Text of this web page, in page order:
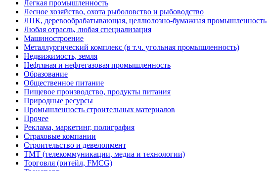
Легкая промышленность
Лесное хозяйство, охота рыболовство и рыбоводство
ЛПК, деревообрабатывающая, целлюлозно-бумажная промышленность
Любая отрасль, любая специализация
Машиностроение
Металлургический комплекс (в т.ч. угольная промышленность)
Недвижимость, земля
Нефтяная и нефтегазовая промышленность
Образование
Общественное питание
Пищевое производство, продукты питания
Природные ресурсы
Промышленность строительных материалов
Прочее
Реклама, маркетинг, полиграфия
Страховые компании
Строительство и девелопмент
ТМТ (телекоммуникации, медиа и технологии)
Торговля (ритейл, FMCG)